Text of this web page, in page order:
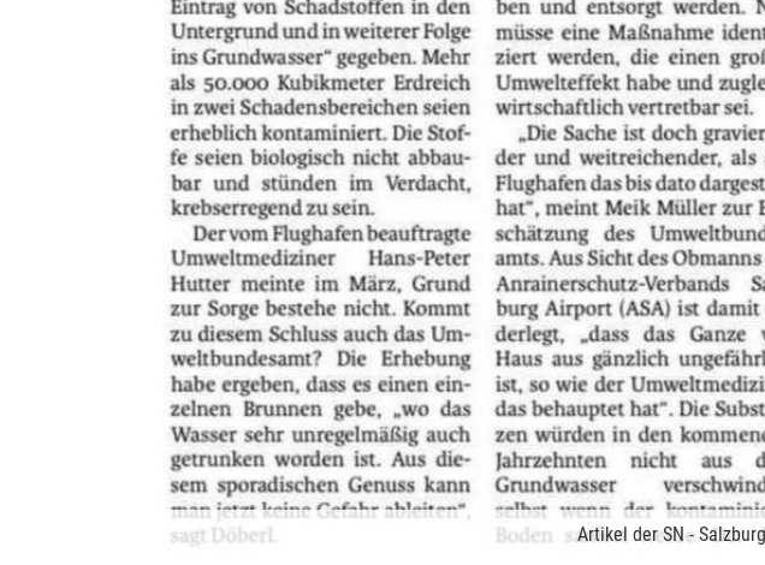
Artikel der SN -